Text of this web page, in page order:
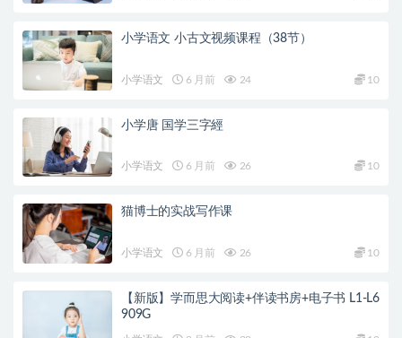
小学语文 小古文视频课程（38节）
小学语文 6 月前 24 10
小学唐 国学三字經
小学语文 6 月前 26 10
猫博士的实战写作课
小学语文 6 月前 26 10
【新版】学而思大阅读+伴读书房+电子书 L1-L6
909G